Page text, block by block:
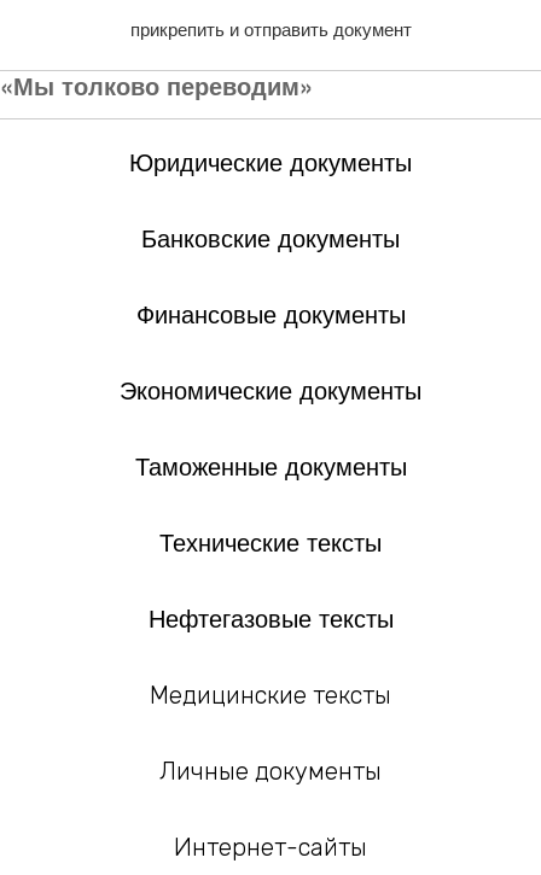
прикрепить и отправить документ
«Мы толково переводим»
Юридические документы
Банковские документы
Финансовые документы
Экономические документы
Таможенные документы
Технические тексты
Нефтегазовые тексты
Медицинские тексты
Личные документы
Интернет-сайты